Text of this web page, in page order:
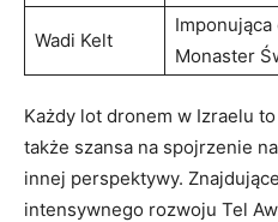
Wadi Kelt
Monaster
Każdy lot dronem w Izraelu
także szansa na spojrzenie
innej perspektywy.
intensywnego rozwoju Tel